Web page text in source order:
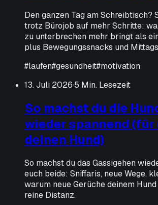
Den ganzen Tag am Schreibtisch?
trotz Bürojob auf mehr Schritte:
zu unterbrechen mehr bringt als
plus Bewegungssnacks und
#laufen#gesundheit#motivation
13. Juli 2026·5 Min. Lesezeit
So machst du die
wieder spannend (für
deinen Hund)
So machst du das Gassigehen
euch beide: Sniffaris, neue Wege,
warum neue Gerüche deinem
reine Distanz.